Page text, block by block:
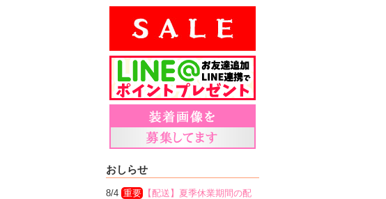
おしらせ
8/4 重要
【配送】夏季休業期間の配